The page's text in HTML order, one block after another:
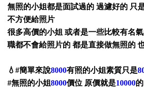
無照的小姐都是面試過的 過濾好的 只
不方便給照片
很多高價的小姐 或者是一些比較有名
職都不會給照片的 都是直接做無照的
💧#簡單來說8000有照的小姐素質只是
#無照的小姐8000價位 原價就是10000